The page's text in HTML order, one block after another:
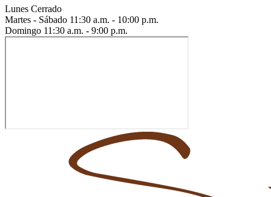
Lunes Cerrado
Martes - Sábado 11:30 a.m. - 10:00 p.m.
Domingo 11:30 a.m. - 9:00 p.m.